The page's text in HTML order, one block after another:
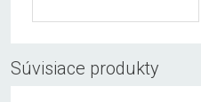
Súvisiace produkty